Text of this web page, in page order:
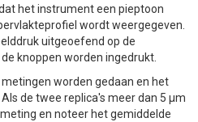
het instrument een pieptoon
wordt weergegeven.
uitgeoefend op de
knoppen worden ingedrukt.
worden gedaan en het
de twee replica's meer dan 5 µm
en noteer het gemiddelde